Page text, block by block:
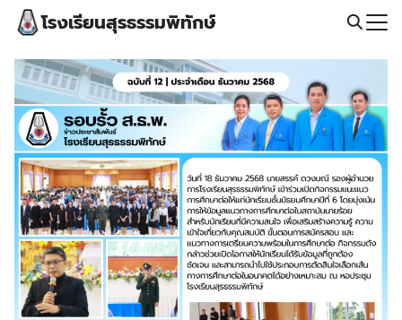
Skip
content
โรงเรียนสุรธรรมพิทักษ์
for: